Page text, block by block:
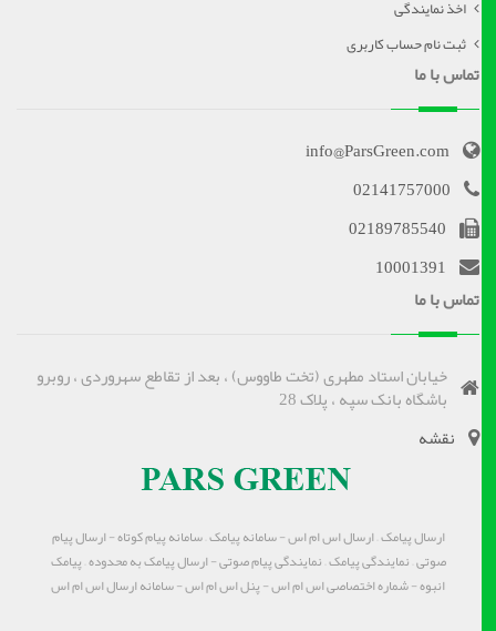
اخذ نمایندگی
ثبت نام حساب کاربری
تماس با ما
info@ParsGreen.com
02141757000
02189785540
10001391
تماس با ما
خیابان استاد مطهری (تخت طاووس) ، بعد از تقاطع سهروردی ، روبرو
باشگاه بانک سپه ، پلاک 28
نقشه
ارسال پیامک – ارسال اس ام اس - سامانه پیامک – سامانه پیام کوتاه - ارسال پیام
صوتی – نمایندگی پیامک – نمایندگی پیام صوتی - ارسال پیامک به محدوده – پیامک
انبوه - شماره اختصاصی اس ام اس - پنل اس ام اس - سامانه ارسال اس ام اس